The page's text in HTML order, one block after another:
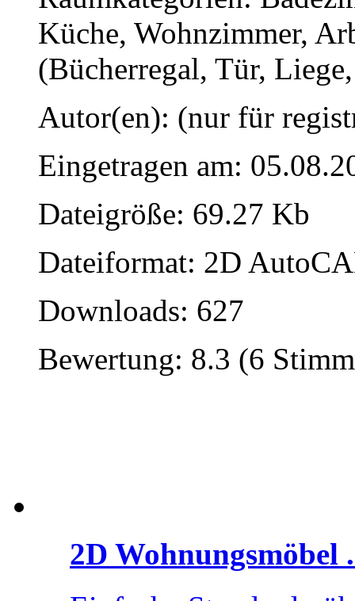
Küche, Wohnzimmer,
(Bücherregal, Tür,
Autor(en): (nur für
Eingetragen am:
Dateigröße: 69.27 Kb
Dateiformat: 2D
Downloads: 627
Bewertung: 8.3 (6
2D Wohnungsmöbel